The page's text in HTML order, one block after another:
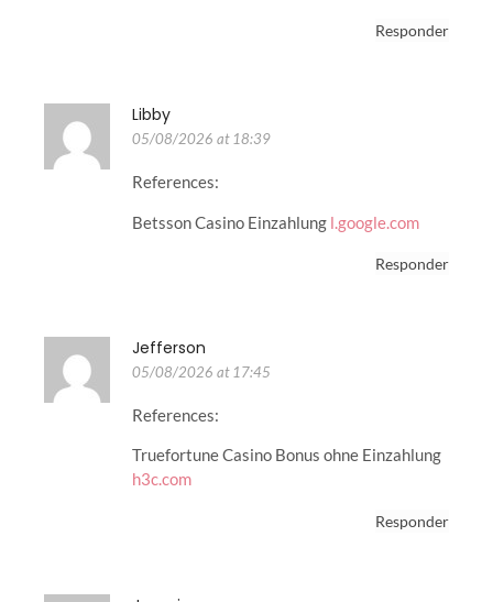
Responder
Libby
05/08/2026 at 18:39
References:
Betsson Casino Einzahlung l.google.com
Responder
Jefferson
05/08/2026 at 17:45
References:
Truefortune Casino Bonus ohne Einzahlung
h3c.com
Responder